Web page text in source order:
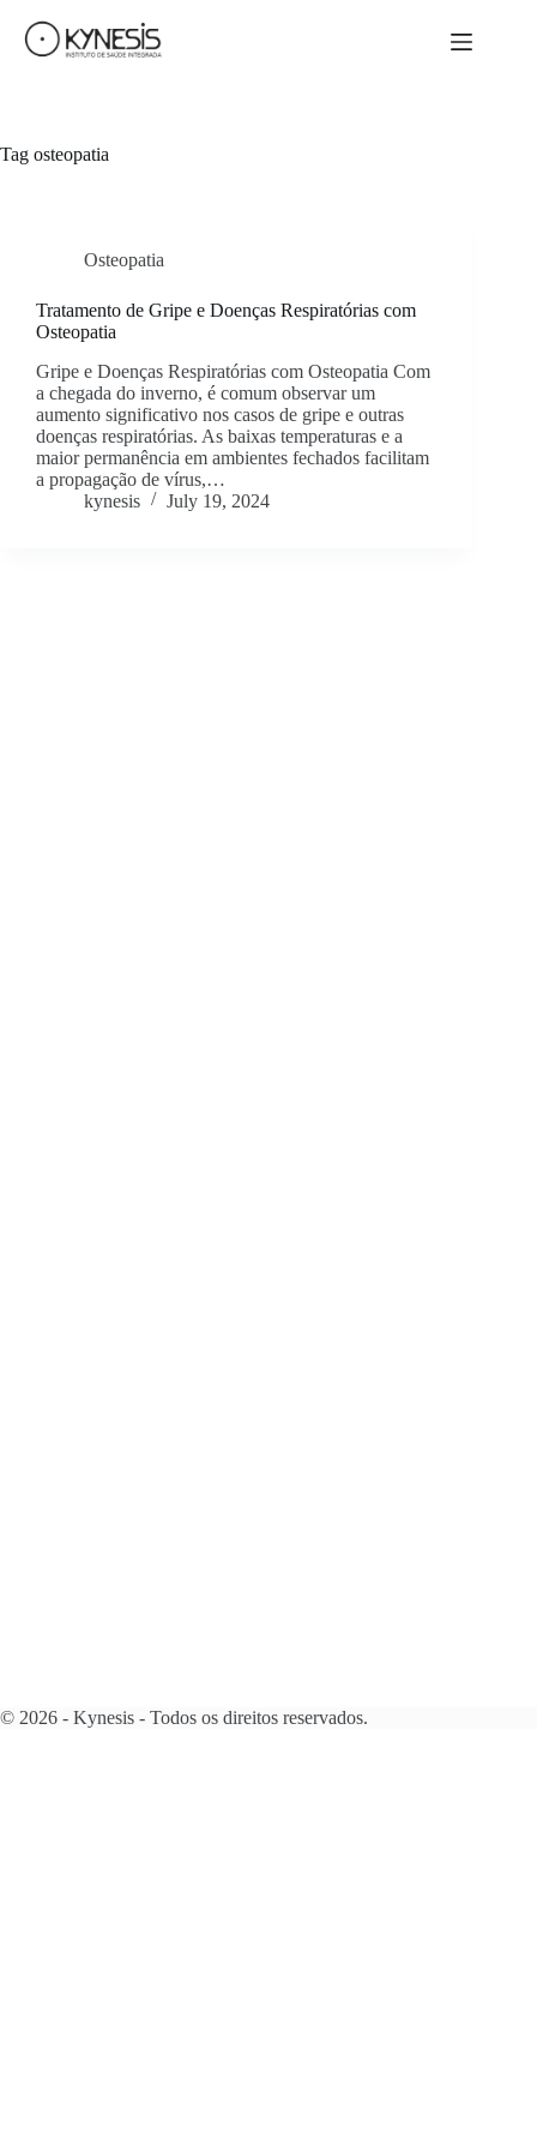
Tag osteopatia
Osteopatia
Tratamento de Gripe e Doenças Respiratórias com
Osteopatia
Gripe e Doenças Respiratórias com Osteopatia Com
a chegada do inverno, é comum observar um
aumento significativo nos casos de gripe e outras
doenças respiratórias. As baixas temperaturas e a
maior permanência em ambientes fechados facilitam
a propagação de vírus,…
kynesis
July 19, 2024
© 2026 - Kynesis - Todos os direitos reservados.